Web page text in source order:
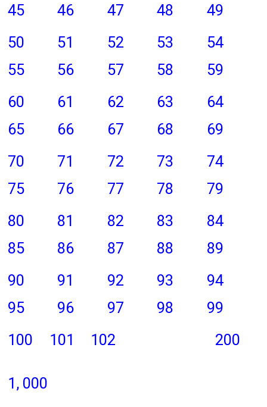
45
46 47 48
49
50
51 52 53
54
55
56 57 58
59
60
61 62 63
64
65
66 67 68
69
70
71 72 73
74
75
76 77 78
79
80
81 82 83
84
85
86 87 88
89
90
91 92 93
94
95
96 97 98
99
100
101 102 200
1, 000